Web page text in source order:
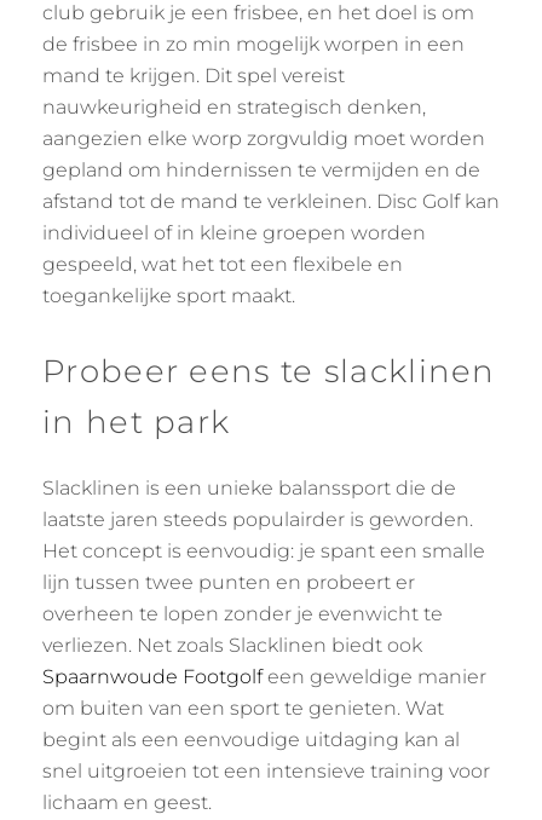
club gebruik je een frisbee, en het doel is om
de frisbee in zo min mogelijk worpen in een
mand te krijgen. Dit spel vereist
nauwkeurigheid en strategisch denken,
aangezien elke worp zorgvuldig moet worden
gepland om hindernissen te vermijden en de
afstand tot de mand te verkleinen. Disc Golf kan
individueel of in kleine groepen worden
gespeeld, wat het tot een flexibele en
toegankelijke sport maakt.
Probeer eens te slacklinen
in het park
Slacklinen is een unieke balanssport die de
laatste jaren steeds populairder is geworden.
Het concept is eenvoudig: je spant een smalle
lijn tussen twee punten en probeert er
overheen te lopen zonder je evenwicht te
verliezen. Net zoals Slacklinen biedt ook
Spaarnwoude Footgolfeen geweldige manier
om buiten van een sport te genieten. Wat
begint als een eenvoudige uitdaging kan al
snel uitgroeien tot een intensieve training voor
lichaam en geest.